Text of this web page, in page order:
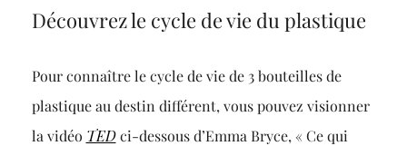
Découvrez le cycle de vie du plastique
Pour connaître le cycle de vie de 3 bouteilles de
plastique au destin différent, vous pouvez visionner
la vidéo TEDci-dessous d’Emma Bryce, « Ce qui